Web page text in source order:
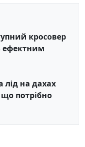
кросовер
ефектним
лід на дахах
потрібно